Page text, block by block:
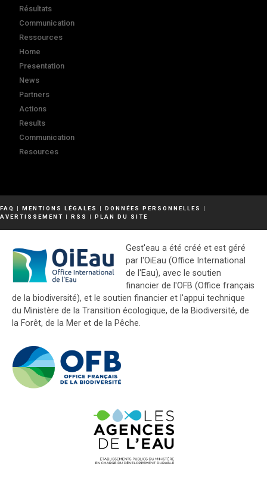
Résultats
Communication
Ressources
Home
Presentation
News
Partners
Actions
Results
Communication
Resources
FAQ | MENTIONS LÉGALES | DONNÉES PERSONNELLES
|
AVERTISSEMENT | RSS | PLAN DU SITE
Gest'eau a été créé et est géré
par l'OiEau (Office International
de l'Eau), avec le soutien
financier de l'OFB (Office français
de la biodiversité), et le soutien financier et l'appui technique
du Ministère de la Transition écologique, de la Biodiversité, de
la Forêt, de la Mer et de la Pêche.